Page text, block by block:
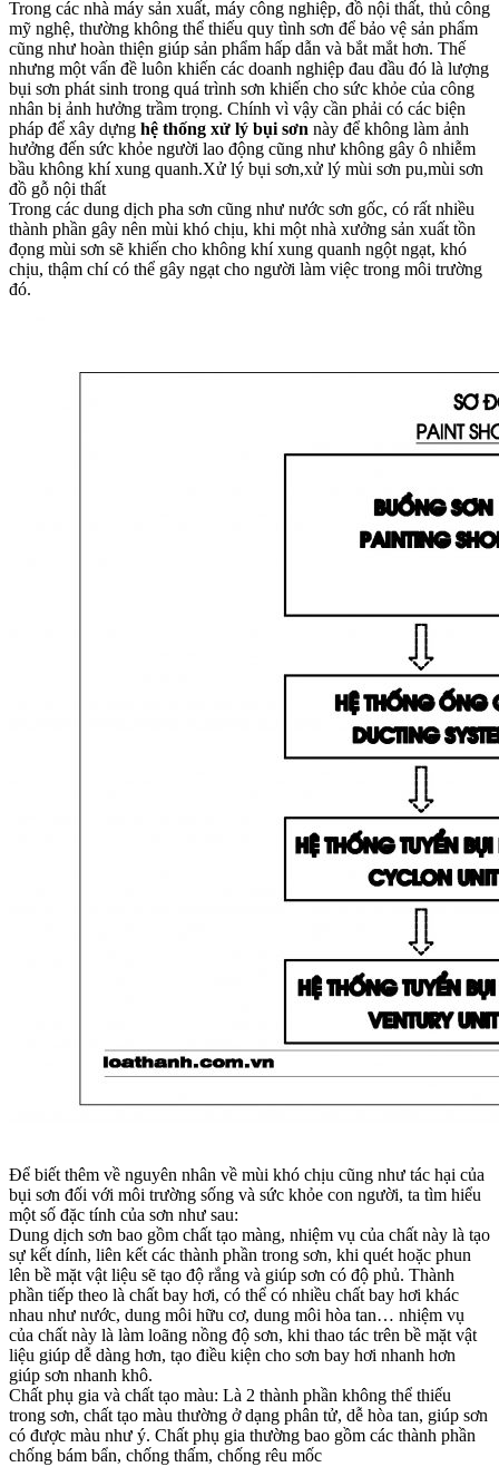
Trong các nhà máy sản xuất, máy công nghiệp, đồ nội thất, thủ công
mỹ nghệ, thường không thể thiếu quy tình sơn để bảo vệ sản phẩm
cũng như hoàn thiện giúp sản phẩm hấp dẫn và bắt mắt hơn. Thế
nhưng một vấn đề luôn khiến các doanh nghiệp đau đầu đó là lượng
bụi sơn phát sinh trong quá trình sơn khiến cho sức khỏe của công
nhân bị ảnh hưởng trầm trọng. Chính vì vậy cần phải có các biện
pháp để xây dựng hệ thống xử lý bụi sơn này để không làm ảnh
hưởng đến sức khỏe người lao động cũng như không gây ô nhiễm
bầu không khí xung quanh.Xử lý bụi sơn,xử lý mùi sơn pu,mùi sơn
đồ gỗ nội thất
Trong các dung dịch pha sơn cũng như nước sơn gốc, có rất nhiều
thành phần gây nên mùi khó chịu, khi một nhà xưởng sản xuất tồn
đọng mùi sơn sẽ khiến cho không khí xung quanh ngột ngạt, khó
chịu, thậm chí có thể gây ngạt cho người làm việc trong môi trường
đó.
Để biết thêm về nguyên nhân về mùi khó chịu cũng như tác hại của
bụi sơn đối với môi trường sống và sức khỏe con người, ta tìm hiểu
một số đặc tính của sơn như sau:
Dung dịch sơn bao gồm chất tạo màng, nhiệm vụ của chất này là tạo
sự kết dính, liên kết các thành phần trong sơn, khi quét hoặc phun
lên bề mặt vật liệu sẽ tạo độ rắng và giúp sơn có độ phủ. Thành
phần tiếp theo là chất bay hơi, có thể có nhiều chất bay hơi khác
nhau như nước, dung môi hữu cơ, dung môi hòa tan… nhiệm vụ
của chất này là làm loãng nồng độ sơn, khi thao tác trên bề mặt vật
liệu giúp dễ dàng hơn, tạo điều kiện cho sơn bay hơi nhanh hơn
giúp sơn nhanh khô.
Chất phụ gia và chất tạo màu: Là 2 thành phần không thể thiếu
trong sơn, chất tạo màu thường ở dạng phân tử, dễ hòa tan, giúp sơn
có được màu như ý. Chất phụ gia thường bao gồm các thành phần
chống bám bẩn, chống thấm, chống rêu mốc